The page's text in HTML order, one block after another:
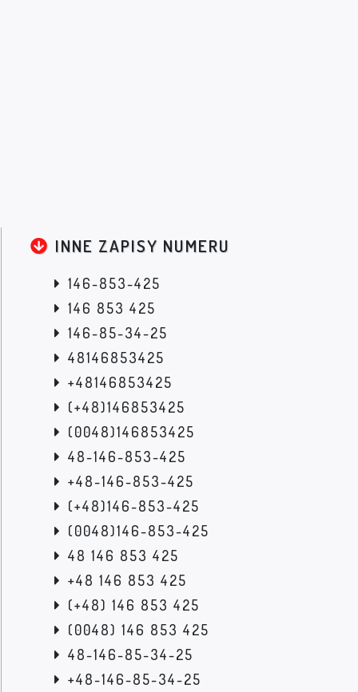
INNE ZAPISY NUMERU
146-853-425
146 853 425
146-85-34-25
48146853425
+48146853425
(+48)146853425
(0048)146853425
48-146-853-425
+48-146-853-425
(+48)146-853-425
(0048)146-853-425
48 146 853 425
+48 146 853 425
(+48) 146 853 425
(0048) 146 853 425
48-146-85-34-25
+48-146-85-34-25